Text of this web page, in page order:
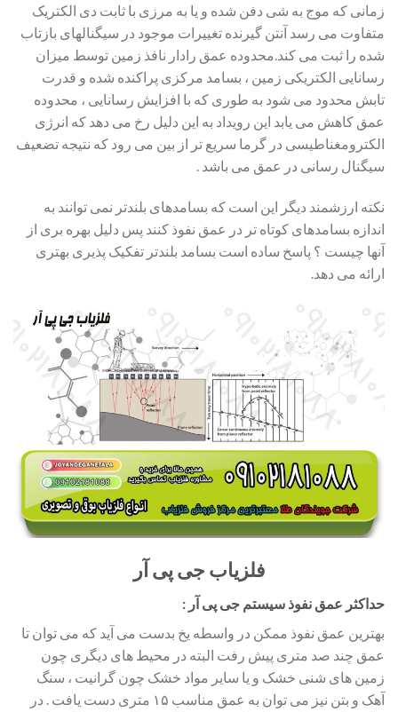
زمانی که موج به شی دفن شده و یا به مرزی با ثابت دی الکتریک
متفاوت می رسد آنتن گیرنده تغییرات موجود در سیگنالهای بازتاب
شده را ثبت می کند.محدوده عمق رادار نافذ زمین توسط میزان
رسانایی الکتریکی زمین ، بسامد مرکزی پراکنده شده و قدرت
تابش محدود می شود به طوری که با افزایش رسانایی ، محدوده
عمق کاهش می یابد این رویداد به این دلیل رخ می دهد که انرژی
الکترومغناطیسی در گرما سریع تر از بین می رود که نتیجه تضعیف
سیگنال رسانی در عمق می باشد .
نکته ارزشمند دیگر این است که بسامدهای بلندتر نمی توانند به
اندازه بسامدهای کوتاه تر در عمق نفوذ کنند پس دلیل بهره بری از
آنها چیست ؟ پاسخ ساده است بسامد بلندتر تفکیک پذیری بهتری
ارائه می دهد.
فلزیاب جی پی آر
حداکثر عمق نفوذ سیستم جی پی آر :
بهترین عمق نفوذ ممکن در واسطه یخ بدست می آید که می توان تا
عمق چند صد متری پیش رفت البته در محیط های دیگری چون
زمین های شنی خشک و یا سایر مواد خشک چون گرانیت ، سنگ
آهک و بتن نیز می توان به عمق مناسب ۱۵ متری دست یافت . در